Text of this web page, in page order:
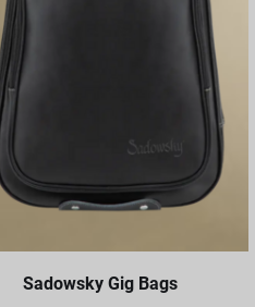
Sadowsky Gig Bags